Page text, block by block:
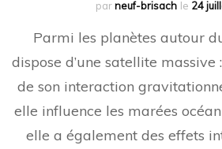
parneuf-brisach le 24
Parmi les planètes autour
dispose d’une satellite massive
de son interaction
elle influence les marées
elle a également des effets